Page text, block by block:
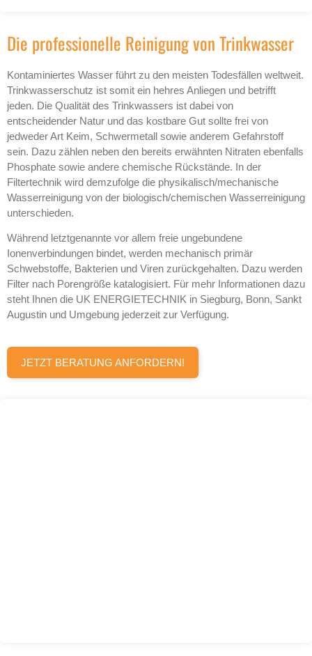
Die professionelle Reinigung von Trinkwasser
Kontaminiertes Wasser führt zu den meisten Todesfällen weltweit.
Trinkwasserschutz ist somit ein hehres Anliegen und betrifft
jeden. Die Qualität des Trinkwassers ist dabei von
entscheidender Natur und das kostbare Gut sollte frei von
jedweder Art Keim, Schwermetall sowie anderem Gefahrstoff
sein. Dazu zählen neben den bereits erwähnten Nitraten ebenfalls
Phosphate sowie andere chemische Rückstände. In der
Filtertechnik wird demzufolge die physikalisch/mechanische
Wasserreinigung von der biologisch/chemischen Wasserreinigung
unterschieden.
Während letztgenannte vor allem freie ungebundene
Ionenverbindungen bindet, werden mechanisch primär
Schwebstoffe, Bakterien und Viren zurückgehalten. Dazu werden
Filter nach Porengröße katalogisiert. Für mehr Informationen dazu
steht Ihnen die UK ENERGIETECHNIK in Siegburg, Bonn, Sankt
Augustin und Umgebung jederzeit zur Verfügung.
JETZT BERATUNG ANFORDERN!